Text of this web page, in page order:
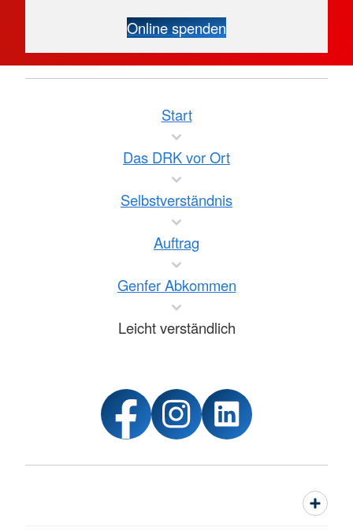
Online spenden
Start
Das DRK vor Ort
Selbstverständnis
Auftrag
Genfer Abkommen
Leicht verständlich